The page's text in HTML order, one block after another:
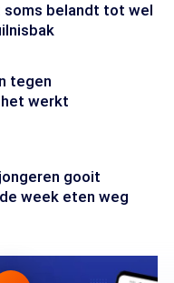
belandt tot wel
tegen
werkt
gooit
week eten weg